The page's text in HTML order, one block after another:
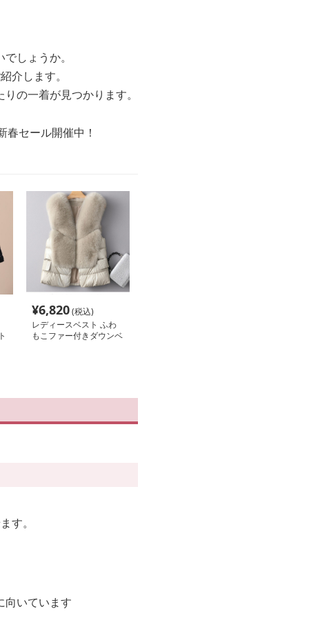
しょうか。
介します。
の一着が見つかります。
春セール開催中！
¥6,820(税込)
レディースベスト ふわ
もこファー付きダウンベ
す。
向いています